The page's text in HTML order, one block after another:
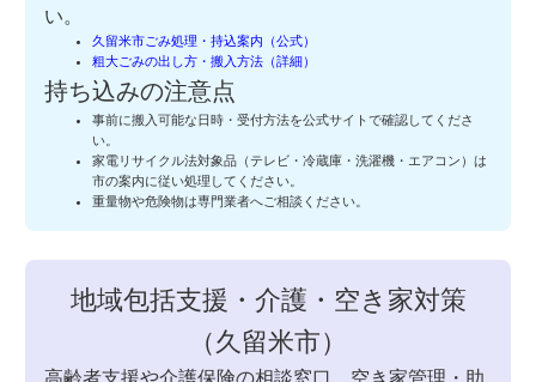
い。
久留米市ごみ処理・持込案内（公式）
粗大ごみの出し方・搬入方法（詳細）
持ち込みの注意点
事前に搬入可能な日時・受付方法を公式サイトで確認してくださ
い。
家電リサイクル法対象品（テレビ・冷蔵庫・洗濯機・エアコン）は
市の案内に従い処理してください。
重量物や危険物は専門業者へご相談ください。
地域包括支援・介護・空き家対策
（久留米市）